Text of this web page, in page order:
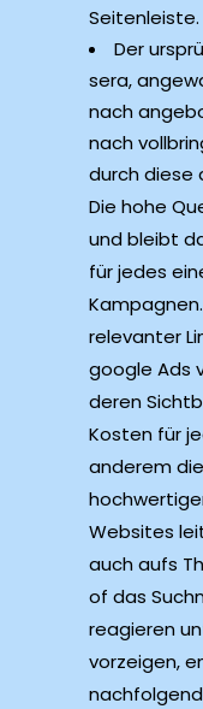
Seitenleiste.
Der
sera,
nach
nach
durch diese
Die hohe
und bleibt
für jedes
relevanter
google Ads
deren
Kosten für
anderem
Websites
auch aufs
of das
reagieren
vorzeigen,